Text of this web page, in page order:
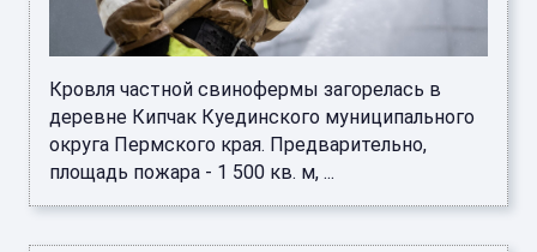
Кровля частной свинофермы загорелась в
деревне Кипчак Куединского муниципального
округа Пермского края. Предварительно,
площадь пожара - 1 500 кв. м, ...